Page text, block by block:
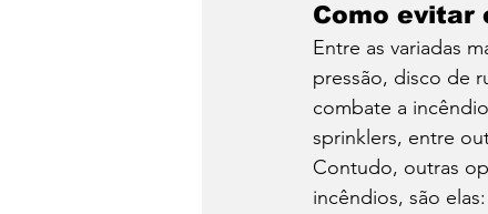
Como evitar
Entre as variadas
pressão, disco de
combate a
sprinklers, entre
Contudo, outras
incêndios, são elas: